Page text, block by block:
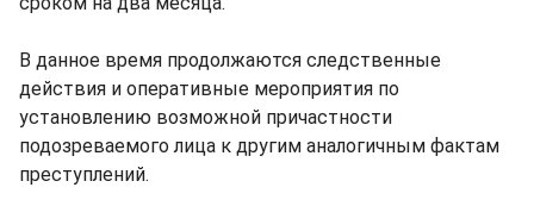
В данное время продолжаются следственные
действия и оперативные мероприятия по
установлению возможной причастности
подозреваемого лица к другим аналогичным фактам
преступлений.